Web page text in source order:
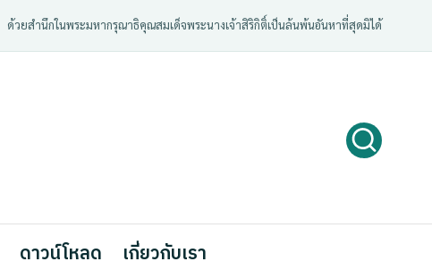
ด้วยสํานึกในพระมหากรุณาธิคุณสมเด็จพระนางเจ้าสิริกิติ์เป็นล้นพ้นอันหาที่สุดมิได้
ดาวน์โหลด เกี่ยวกับเรา